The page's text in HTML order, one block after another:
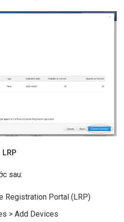
sau:
Registration Portal (LRP)
> Add Devices